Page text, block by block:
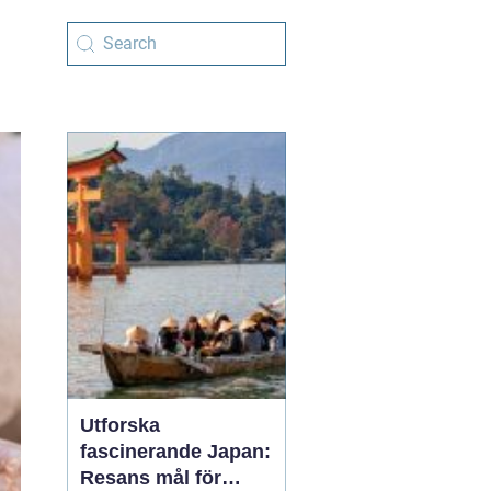
Utforska
fascinerande Japan:
Resans mål för